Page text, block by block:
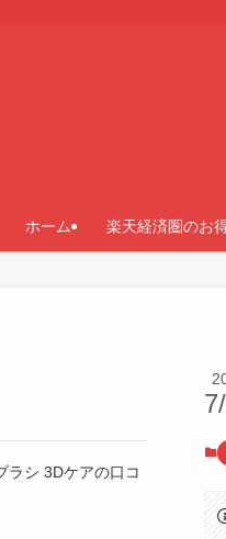
ホーム 楽天経済圏のお
ラシ 3Dケアの口コ